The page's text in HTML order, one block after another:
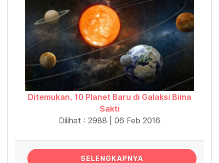
Ditemukan, 10 Planet Baru di Galaksi Bima
Sakti
Dilihat : 2988 | 06 Feb 2016
SELENGKAPNYA